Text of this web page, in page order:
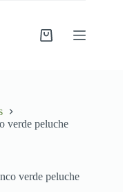
Carro
verde peluche